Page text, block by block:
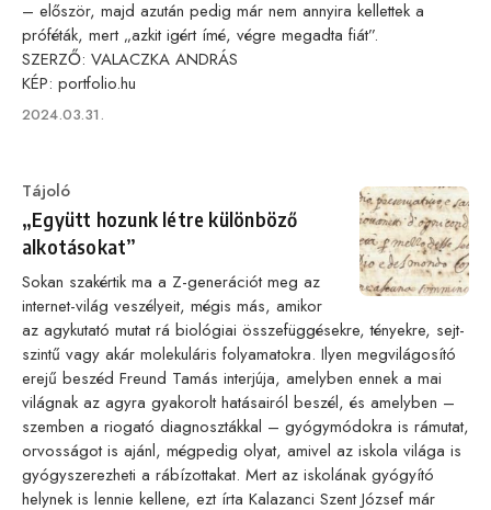
– először, majd azután pedig már nem annyira kellettek a
próféták, mert „azkit igért ímé, végre megadta fiát”.
SZERZŐ: VALACZKA ANDRÁS
KÉP: portfolio.hu
Published
2024.03.31.
Category
Tájoló
„Együtt hozunk létre különböző
alkotásokat”
Sokan szakértik ma a Z-generációt meg az
internet-világ veszélyeit, mégis más, amikor
az agykutató mutat rá biológiai összefüggésekre, tényekre, sejt-
szintű vagy akár molekuláris folyamatokra. Ilyen megvilágosító
erejű beszéd Freund Tamás interjúja, amelyben ennek a mai
világnak az agyra gyakorolt hatásairól beszél, és amelyben –
szemben a riogató diagnosztákkal – gyógymódokra is rámutat,
orvosságot is ajánl, mégpedig olyat, amivel az iskola világa is
gyógyszerezheti a rábízottakat. Mert az iskolának gyógyító
helynek is lennie kellene, ezt írta Kalazanci Szent József már